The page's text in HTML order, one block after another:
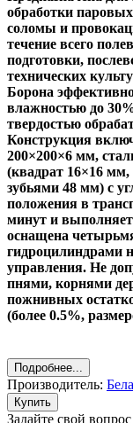
обработки
соломы и
течение всего
подготовки,
технических
Борона
влажностью до
твердостью
Конструкция
200×200×6 мм,
(квадрат 16×16
зубьями 48 мм) с
положения в
минут и
оснащена
гидроцилиндрами
управления. Не
пнями, корнями
пожнивных
(более 0.5%,
Подробнее...
Производитель:
Купить
Задайте свой вопрос